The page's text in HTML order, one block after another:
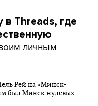
в Threads, где
личным